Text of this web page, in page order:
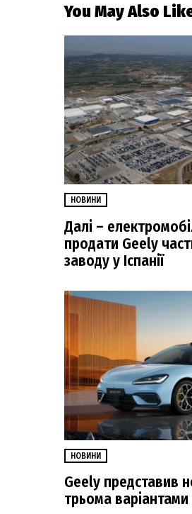
You May Also
НОВИНИ
Далі –
продати Geely
заводу у Іспанії
НОВИНИ
Geely представив
трьома варіантами